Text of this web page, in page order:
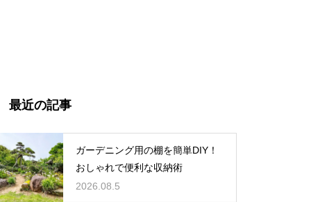
最近の記事
ガーデニング用の棚を簡単DIY！
おしゃれで便利な収納術
2026.08.5